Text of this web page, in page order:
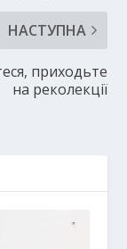
НАСТУПНА
приходьте
на реколекції